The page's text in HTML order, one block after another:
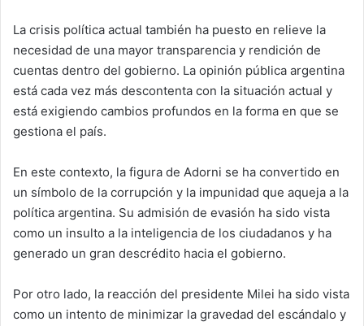
La crisis política actual también ha puesto en relieve la
necesidad de una mayor transparencia y rendición de
cuentas dentro del gobierno. La opinión pública argentina
está cada vez más descontenta con la situación actual y
está exigiendo cambios profundos en la forma en que se
gestiona el país.
En este contexto, la figura de Adorni se ha convertido en
un símbolo de la corrupción y la impunidad que aqueja a la
política argentina. Su admisión de evasión ha sido vista
como un insulto a la inteligencia de los ciudadanos y ha
generado un gran descrédito hacia el gobierno.
Por otro lado, la reacción del presidente Milei ha sido vista
como un intento de minimizar la gravedad del escándalo y